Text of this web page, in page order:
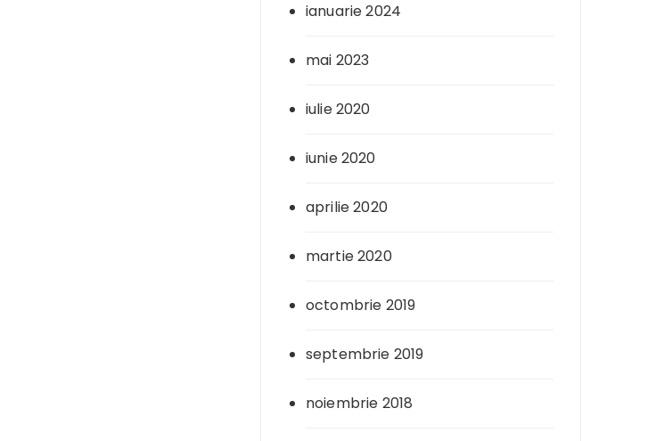
ianuarie 2024
mai 2023
iulie 2020
iunie 2020
aprilie 2020
martie 2020
octombrie 2019
septembrie 2019
noiembrie 2018